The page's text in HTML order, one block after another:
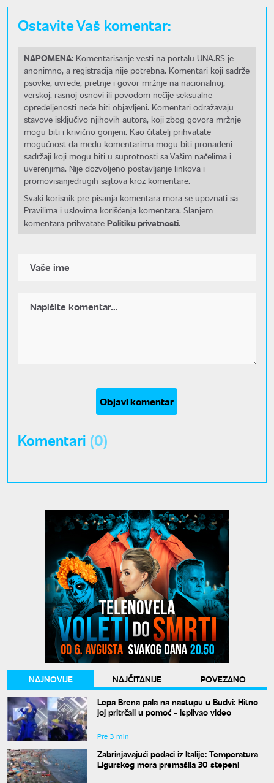
Ostavite Vaš komentar:
NAPOMENA: Komentarisanje vesti na portalu UNA.RS je
anonimno, a registracija nije potrebna. Komentari koji sadrže
psovke, uvrede, pretnje i govor mržnje na nacionalnoj,
verskoj, rasnoj osnovi ili povodom nečije seksualne
opredeljenosti neće biti objavljeni. Komentari odražavaju
stavove isključivo njihovih autora, koji zbog govora mržnje
mogu biti i krivično gonjeni. Kao čitatelj prihvatate
mogućnost da među komentarima mogu biti pronađeni
sadržaji koji mogu biti u suprotnosti sa Vašim načelima i
uverenjima. Nije dozvoljeno postavljanje linkova i
promovisanjedrugih sajtova kroz komentare.
Svaki korisnik pre pisanja komentara mora se upoznati sa
Pravilima i uslovima korišćenja komentara. Slanjem
komentara prihvatate Politiku privatnosti.
Objavi komentar
Komentari (0)
NAJNOVIJE NAJČITANIJE
POVEZANO
Lepa Brena pala na nastupu u Budvi: Hitno
joj pritrčali u pomoć - isplivao video
Pre 3 min
Zabrinjavajući podaci iz Italije: Temperatura
Ligurskog mora premašila 30 stepeni